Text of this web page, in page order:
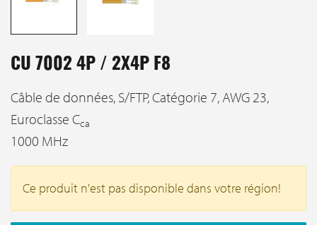
CU 7002 4P / 2X4P F8
Câble de données, S/FTP, Catégorie 7, AWG 23,
Euroclasse Cca
1000 MHz
Ce produit n'est pas disponible dans votre région!